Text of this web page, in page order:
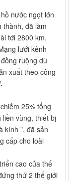
nước ngọt lớn
thành, đã làm
tới 2800 km,
lưới kênh
ruộng dù
xuất theo công
25% tổng
vùng, thiết bị
kính ", đã sản
cấp cho loài
cao của thế
thứ 2 thế giới